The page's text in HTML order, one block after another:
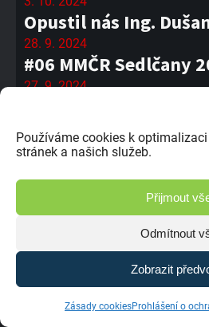
Používáme cookies k
stránek a našich služeb.
Přijmout
Odmítnout
Zobrazit
Zásady cookiesProhlášení o
Opustil nás Ing.
28. 9. 2024
#06 MMČR Sedlčany
27. 9. 2024
divizi
26. 9. 2024
zjistil, jak je
25. 9. 2024
Velká bitva,
rozbitá
Radek Jordák: